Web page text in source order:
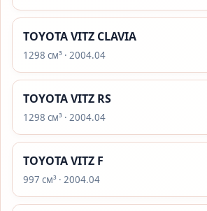
TOYOTA VITZ CLAVIA
1298 см³ · 2004.04
TOYOTA VITZ RS
1298 см³ · 2004.04
TOYOTA VITZ F
997 см³ · 2004.04